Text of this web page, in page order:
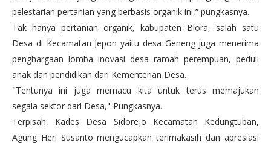
pelestarian pertanian yang berbasis organik ini,” pungkasnya.
Tak hanya pertanian organik, kabupaten Blora, salah satu
Desa di Kecamatan Jepon yaitu desa Geneng juga menerima
penghargaan lomba inovasi desa ramah perempuan, peduli
anak dan pendidikan dari Kementerian Desa.
"Tentunya ini juga memacu kita untuk terus memajukan
segala sektor dari Desa," Pungkasnya.
Terpisah, Kades Desa Sidorejo Kecamatan Kedungtuban,
Agung Heri Susanto mengucapkan terimakasih dan apresiasi